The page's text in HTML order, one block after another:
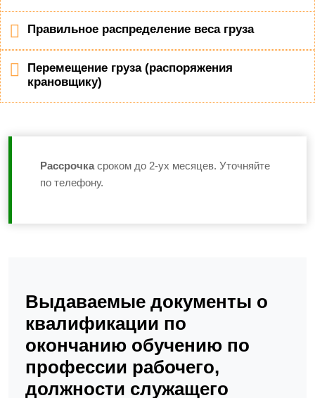
Правильное распределение веса груза
Перемещение груза (распоряжения
крановщику)
Рассрочка сроком до 2-ух месяцев. Уточняйте
по телефону.
Выдаваемые документы о
квалификации по
окончанию обучению по
профессии рабочего,
должности служащего